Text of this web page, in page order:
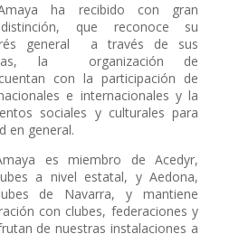
ha recibido con gran
que reconoce su
general a través de sus
la organización de
con la participación de
e internacionales y la
sociales y culturales para
en general.
es miembro de Acedyr,
a nivel estatal, y Aedona,
de Navarra, y mantiene
con clubes, federaciones y
de nuestras instalaciones a